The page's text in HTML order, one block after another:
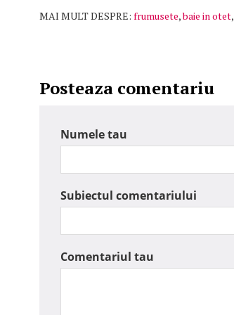
MAI MULT DESPRE: frumusete,baie in otet,
Posteaza comentariu
Numele tau
Subiectul comentariului
Comentariul tau